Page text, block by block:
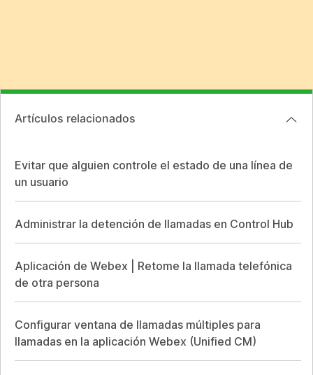
Artículos relacionados
Evitar que alguien controle el estado de una línea de
un usuario
Administrar la detención de llamadas en Control Hub
Aplicación de Webex | Retome la llamada telefónica
de otra persona
Configurar ventana de llamadas múltiples para
llamadas en la aplicación Webex (Unified CM)